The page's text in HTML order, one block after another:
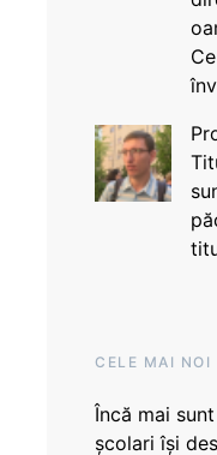
CELE MAI NOI
Încă mai
școlari își